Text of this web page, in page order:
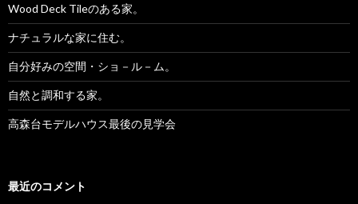
Wood Deck Tileのある家。
ナチュラルな家に住む。
自分好みの空間・ショ－ル－ム。
自然と調和する家。
高森台モデルハウス最後の見学会
最近のコメント